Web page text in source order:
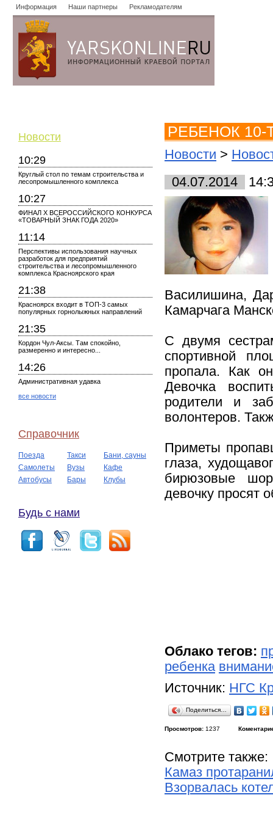
Информация Наши партнеры Рекламодателям
Новости
10:29
Круглый стол по темам строительства и
лесопромышленного комплекса
10:27
ФИНАЛ X ВСЕРОССИЙСКОГО КОНКУРСА
«ТОВАРНЫЙ ЗНАК ГОДА 2020»
11:14
Перспективы использования научных
разработок для предприятий
строительства и лесопромышленного
комплекса Красноярского края
21:38
Красноярск входит в ТОП-3 самых
популярных горнолыжных направлений
21:35
Кордон Чул-Аксы. Там спокойно,
размеренно и интересно...
14:26
Административная удавка
все новости
Справочник
Поезда Такси
Бани, сауны
Самолеты
Вузы
Кафе
Автобусы
Бары Клубы
Будь с нами
РЕБЕНОК
Новости >
04.07.2014
Василишина,
Камарчага
С двумя
спортивной
пропала. Как
Девочка
родители и
волонтеров.
Приметы
глаза,
бирюзовые
девочку просят
Облако тегов:
ребенка
Источник: НГС
Поделиться…
Просмотров: 1237
Смотрите также:
Камаз
Взорвалась